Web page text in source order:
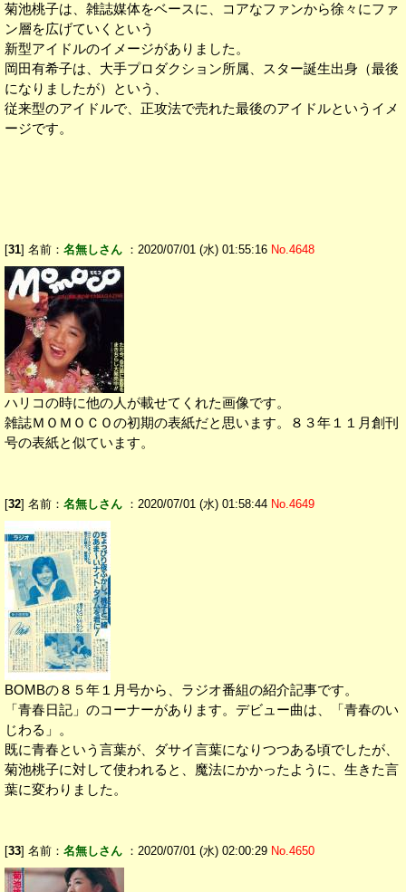
菊池桃子は、雑誌媒体をベースに、コアなファンから徐々にファ
ン層を広げていくという
新型アイドルのイメージがありました。
岡田有希子は、大手プロダクション所属、スター誕生出身（最後
になりましたが）という、
従来型のアイドルで、正攻法で売れた最後のアイドルというイメ
ージです。
[31] 名前： 名無しさん ：2020/07/01 (水) 01:55:16 No.4648
ハリコの時に他の人が載せてくれた画像です。
雑誌ＭＯＭＯＣＯの初期の表紙だと思います。８３年１１月創刊
号の表紙と似ています。
[32] 名前： 名無しさん ：2020/07/01 (水) 01:58:44 No.4649
BOMBの８５年１月号から、ラジオ番組の紹介記事です。
「青春日記」のコーナーがあります。デビュー曲は、「青春のい
じわる」。
既に青春という言葉が、ダサイ言葉になりつつある頃でしたが、
菊池桃子に対して使われると、魔法にかかったように、生きた言
葉に変わりました。
[33] 名前： 名無しさん ：2020/07/01 (水) 02:00:29 No.4650